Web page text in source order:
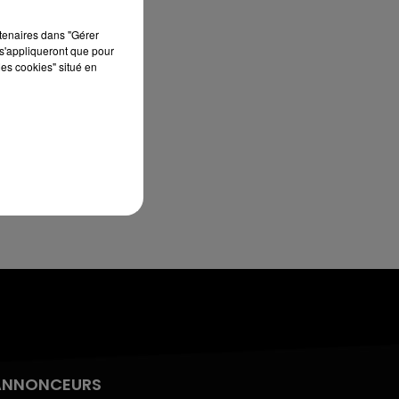
DEBOUT C'EST L'HEURE
dans "Gérer
que pour
cookies" situé en